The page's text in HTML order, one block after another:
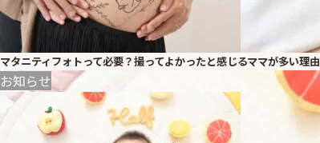
マタニティフォトって必要？撮ってよかったと感じるママが多い理由
お知らせ